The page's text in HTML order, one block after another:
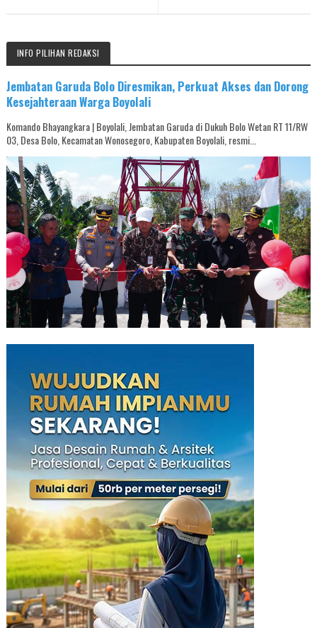
INFO PILIHAN REDAKSI
Jembatan Garuda Bolo Diresmikan, Perkuat Akses dan Dorong
Kesejahteraan Warga Boyolali
Komando Bhayangkara | Boyolali, Jembatan Garuda di Dukuh Bolo Wetan RT 11/RW
03, Desa Bolo, Kecamatan Wonosegoro, Kabupaten Boyolali, resmi...